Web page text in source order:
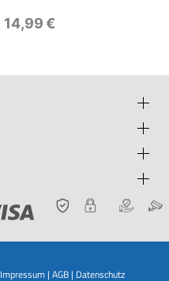
14 99€
Impressum| AGB | Datenschutz